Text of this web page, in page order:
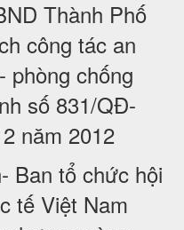
Thành Phố
công tác an
phòng chống
số 831/QĐ-
năm 2012
tổ chức hội
tế Việt Nam